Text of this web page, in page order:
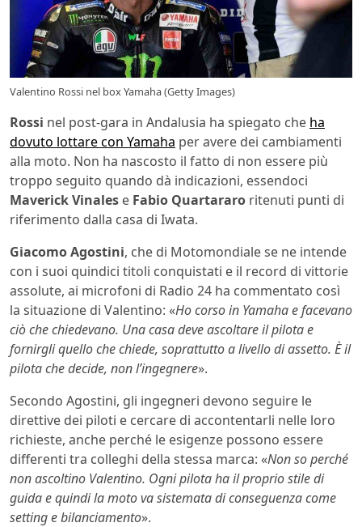
Valentino Rossi nel box Yamaha (Getty Images)
Rossi nel post-gara in Andalusia ha spiegato che ha
dovuto lottare con Yamaha per avere dei cambiamenti
alla moto. Non ha nascosto il fatto di non essere più
troppo seguito quando dà indicazioni, essendoci
Maverick Vinales e Fabio Quartararo ritenuti punti di
riferimento dalla casa di Iwata.
Giacomo Agostini, che di Motomondiale se ne intende
con i suoi quindici titoli conquistati e il record di vittorie
assolute, ai microfoni di Radio 24 ha commentato così
la situazione di Valentino: «Ho corso in Yamaha e facevano
ciò che chiedevano. Una casa deve ascoltare il pilota e
fornirgli quello che chiede, soprattutto a livello di assetto. È il
pilota che decide, non l’ingegnere».
Secondo Agostini, gli ingegneri devono seguire le
direttive dei piloti e cercare di accontentarli nelle loro
richieste, anche perché le esigenze possono essere
differenti tra colleghi della stessa marca: «Non so perché
non ascoltino Valentino. Ogni pilota ha il proprio stile di
guida e quindi la moto va sistemata di conseguenza come
setting e bilanciamento».